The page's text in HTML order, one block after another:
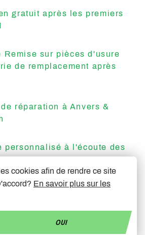
gratuit après les premiers
Remise sur pièces d'usure
de remplacement après
réparation à Anvers &
personnalisé à l'écoute des
& rapide
cookies afin de rendre ce site
En savoir plus sur les
OUI